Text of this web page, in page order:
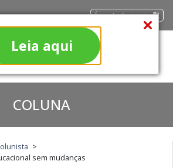
Leia aqui
Área do Assinante
COLUNA
>
sem mudanças